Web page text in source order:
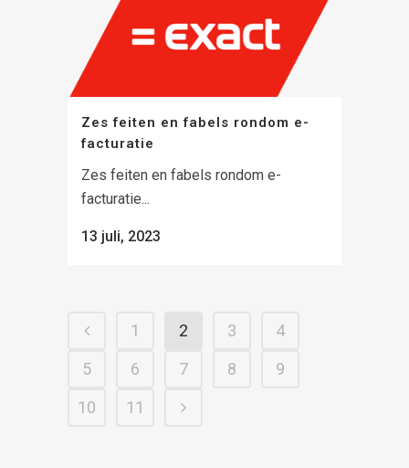
Zes feiten en fabels rondom e-
facturatie
Zes feiten en fabels rondom e-
facturatie...
13 juli, 2023
1 2 3
4
5
6 7 8
9
10
11